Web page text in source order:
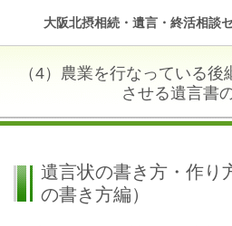
大阪北摂相続・遺言・終活相談
（4）農業を行なっている
させる遺言書
遺言状の書き方・作り
の書き方編）